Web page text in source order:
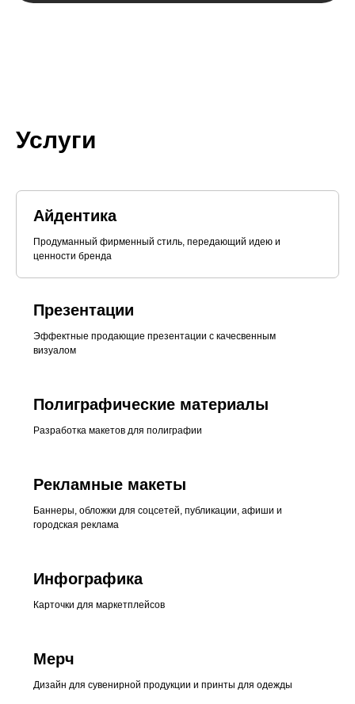
Услуги
Айдентика
Продуманный фирменный стиль, передающий идею и
ценности бренда
Презентации
Эффектные продающие презентации с качесвенным
визуалом
Полиграфические материалы
Разработка макетов для полиграфии
Рекламные макеты
Баннеры, обложки для соцсетей, публикации, афиши и
городская реклама
Инфографика
Карточки для маркетплейсов
Мерч
Дизайн для сувенирной продукции и принты для одежды